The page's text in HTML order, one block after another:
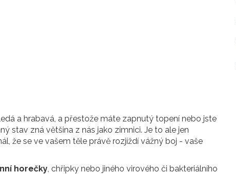
a hrabavá, a přestože máte zapnutý topení nebo jste
stav zná většina z nás jako zimnici. Je to ale jen
že se ve vašem těle právě rozjíždí vážný boj - vaše
horečky , chřipky nebo jiného virového či bakteriálního